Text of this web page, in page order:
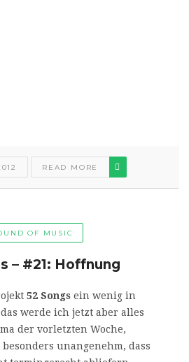
READ MORE
OF MUSIC
– #21: Hoffnung
52 Songs ein wenig in
werde ich jetzt aber alles
der vorletzten Woche,
unangenehm, dass